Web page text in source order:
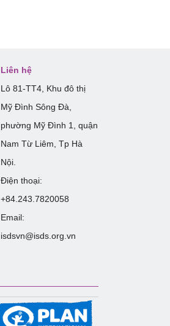
Liên hệ
Lô 81-TT4, Khu đô thị
Mỹ Đình Sông Đà,
phường Mỹ Đình 1, quận
Nam Từ Liêm, Tp Hà
Nội.
Điện thoại:
+84.243.7820058
Email:
isdsvn@isds.org.vn